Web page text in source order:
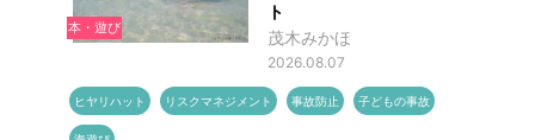
本・遊び
ト
茂木みかほ
2026.08.07
ヒヤリハット リスクマネジメント 事故防止 子どもの事故